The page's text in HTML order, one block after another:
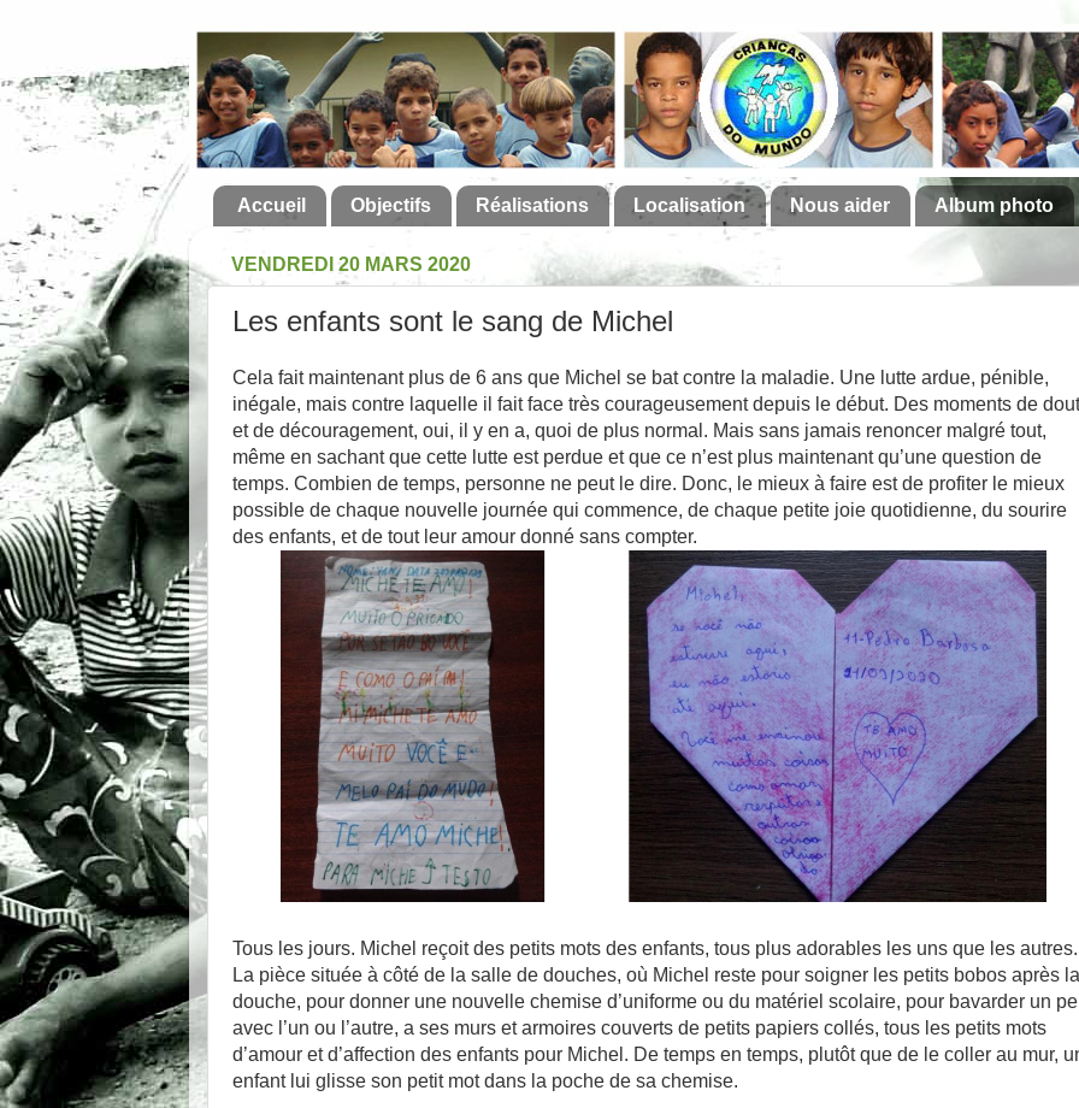
Accueil Objectifs Réalisations Localisation Nous aider Album photo
VENDREDI 20 MARS 2020
Les enfants sont le sang de Michel
Cela fait maintenant plus de 6 ans que Michel se bat contre la maladie. Une lutte ardue, pénible,
inégale, mais contre laquelle il fait face très courageusement depuis le début. Des moments de
et de découragement, oui, il y en a, quoi de plus normal. Mais sans jamais renoncer malgré tout,
même en sachant que cette lutte est perdue et que ce n’est plus maintenant qu’une question de
temps. Combien de temps, personne ne peut le dire. Donc, le mieux à faire est de profiter le mieux
possible de chaque nouvelle journée qui commence, de chaque petite joie quotidienne, du sourire
des enfants, et de tout leur amour donné sans compter.
Tous les jours. Michel reçoit des petits mots des enfants, tous plus adorables les uns que les autres.
La pièce située à côté de la salle de douches, où Michel reste pour soigner les petits bobos après la
douche, pour donner une nouvelle chemise d’uniforme ou du matériel scolaire, pour bavarder un
avec l’un ou l’autre, a ses murs et armoires couverts de petits papiers collés, tous les petits mots
d’amour et d’affection des enfants pour Michel. De temps en temps, plutôt que de le coller au mur,
enfant lui glisse son petit mot dans la poche de sa chemise.